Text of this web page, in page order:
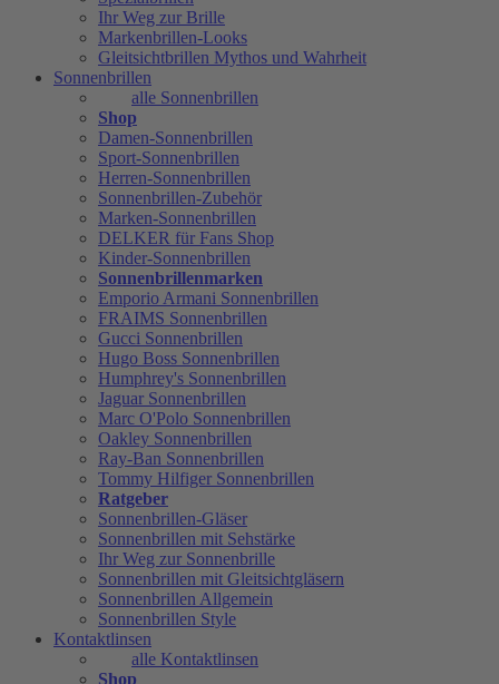
Ihr Weg zur Brille
Markenbrillen-Looks
Gleitsichtbrillen Mythos und Wahrheit
Sonnenbrillen
alle Sonnenbrillen
Shop
Damen-Sonnenbrillen
Sport-Sonnenbrillen
Herren-Sonnenbrillen
Sonnenbrillen-Zubehör
Marken-Sonnenbrillen
DELKER für Fans Shop
Kinder-Sonnenbrillen
Sonnenbrillenmarken
Emporio Armani Sonnenbrillen
FRAIMS Sonnenbrillen
Gucci Sonnenbrillen
Hugo Boss Sonnenbrillen
Humphrey's Sonnenbrillen
Jaguar Sonnenbrillen
Marc O'Polo Sonnenbrillen
Oakley Sonnenbrillen
Ray-Ban Sonnenbrillen
Tommy Hilfiger Sonnenbrillen
Ratgeber
Sonnenbrillen-Gläser
Sonnenbrillen mit Sehstärke
Ihr Weg zur Sonnenbrille
Sonnenbrillen mit Gleitsichtgläsern
Sonnenbrillen Allgemein
Sonnenbrillen Style
Kontaktlinsen
alle Kontaktlinsen
Shop